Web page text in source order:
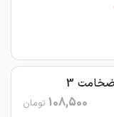
3
108,500 تومان